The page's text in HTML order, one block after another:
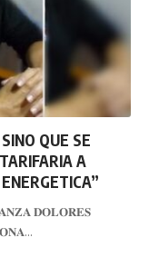
QUE SE
A
𝐃𝐎𝐋𝐎𝐑𝐄𝐒